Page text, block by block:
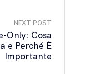
NEXT POST
Only: Cosa
e Perché È
Importante